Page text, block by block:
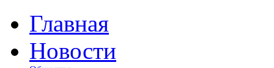
Главная
Новости